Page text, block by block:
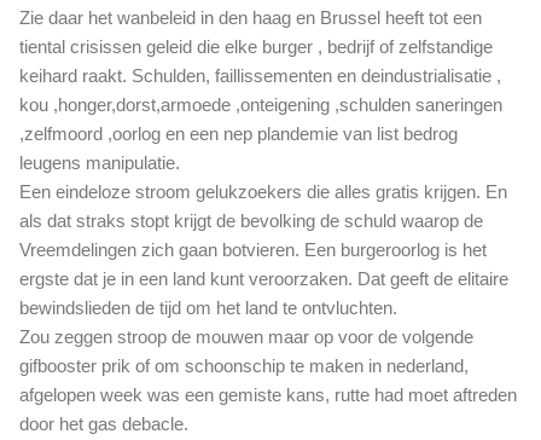
Zie daar het wanbeleid in den haag en Brussel heeft tot een
tiental crisissen geleid die elke burger , bedrijf of zelfstandige
keihard raakt. Schulden, faillissementen en deindustrialisatie ,
kou ,honger,dorst,armoede ,onteigening ,schulden saneringen
,zelfmoord ,oorlog en een nep plandemie van list bedrog
leugens manipulatie.
Een eindeloze stroom gelukzoekers die alles gratis krijgen. En
als dat straks stopt krijgt de bevolking de schuld waarop de
Vreemdelingen zich gaan botvieren. Een burgeroorlog is het
ergste dat je in een land kunt veroorzaken. Dat geeft de elitaire
bewindslieden de tijd om het land te ontvluchten.
Zou zeggen stroop de mouwen maar op voor de volgende
gifbooster prik of om schoonschip te maken in nederland,
afgelopen week was een gemiste kans, rutte had moet aftreden
door het gas debacle.